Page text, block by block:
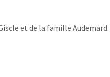
et de la famille Audemard.